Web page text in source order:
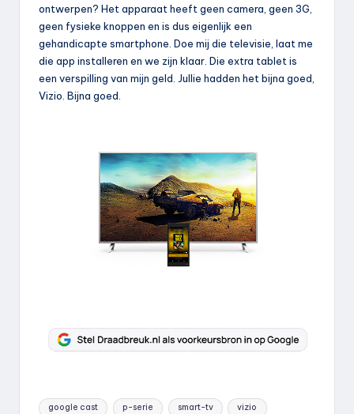
ontwerpen? Het apparaat heeft geen camera, geen 3G,
geen fysieke knoppen en is dus eigenlijk een
gehandicapte smartphone. Doe mij die televisie, laat me
die app installeren en we zijn klaar. Die extra tablet is
een verspilling van mijn geld. Jullie hadden het bijna goed,
Vizio. Bijna goed.
Tags:
google cast p-serie smart-tv vizio